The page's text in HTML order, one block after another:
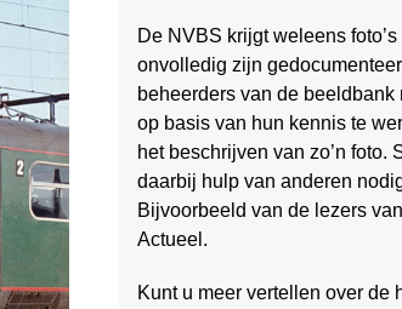
De NVBS krijgt weleens
onvolledig zijn
beheerders van de beeld­bank
op basis van hun kennis te
het be­schrijven van zo’n foto.
daar­bij hulp van anderen
Bijvoorbeeld van de lezers
Actueel.
Kunt u meer vertellen over de